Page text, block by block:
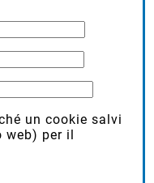
un cookie salvi
web) per il